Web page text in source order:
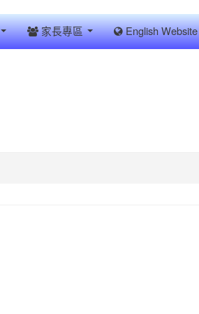
家長專區 English Website